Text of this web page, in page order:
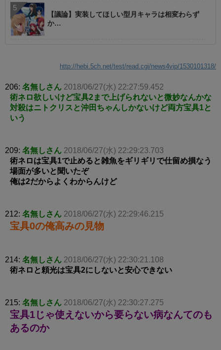
【議論】実装してほしい型月キャラは相変わらず
か…
http://hebi.5ch.net/test/read.cgi/news4vip/1530101318/
206: 名無しさん 2018/06/27(水) 22:27:59.452
術ネロ欲しいけど宝具2まで上げられないと微妙なんかな
対殺はニトクリスと沖田ちゃんしかないけど両方宝具1と
いう
209: 名無しさん 2018/06/27(水) 22:29:23.703
術ネロは宝具1で止めると雑魚をギリギリで仕留め損なう
場面が多いと聞いたぞ
俺は2だからよくわからんけど
212: 名無しさん 2018/06/27(水) 22:29:46.215
宝具0の俺高みの見物
214: 名無しさん 2018/06/27(水) 22:30:21.108
術ネロと頼光は宝具2にしないと安心できない
215: 名無しさん 2018/06/27(水) 22:30:27.275
宝具1じゃ使えないから要らない病なんてのも
あるのか